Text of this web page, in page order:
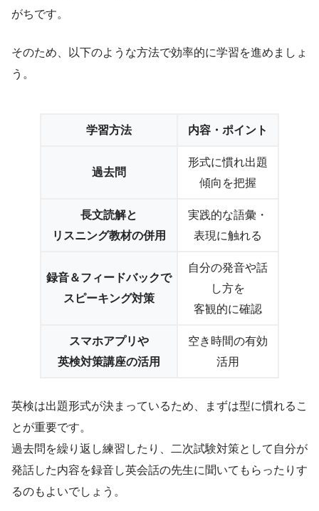
がちです。
そのため、以下のような方法で効率的に学習を進めましょ
う。
学習方法 内容・ポイント
過去問
形式に慣れ出題
傾向を把握
長文読解と
リスニング教材の併用
実践的な語彙・
表現に触れる
録音＆フィードバックで
スピーキング対策
自分の発音や話
し方を
客観的に確認
スマホアプリや
英検対策講座の活用
空き時間の有効
活用
英検は出題形式が決まっているため、まずは型に慣れるこ
とが重要です。
過去問を繰り返し練習したり、二次試験対策として自分が
発話した内容を録音し英会話の先生に聞いてもらったりす
るのもよいでしょう。